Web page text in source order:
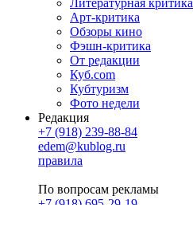
Литературная критика
Арт-критика
Обзоры кино
Фэшн-критика
От редакции
Куб.com
Кубтуризм
Фото недели
Редакция
+7 (918) 239-88-84
edem@kublog.ru
правила
По вопросам рекламы
+7 (918) 695-29-19